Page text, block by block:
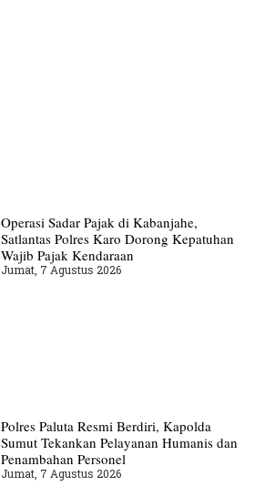
Operasi Sadar Pajak di Kabanjahe,
Satlantas Polres Karo Dorong Kepatuhan
Wajib Pajak Kendaraan
Jumat, 7 Agustus 2026
Polres Paluta Resmi Berdiri, Kapolda
Sumut Tekankan Pelayanan Humanis dan
Penambahan Personel
Jumat, 7 Agustus 2026